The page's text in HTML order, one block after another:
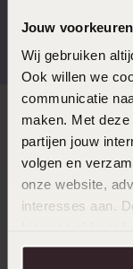
Jouw voorkeuren
Wij gebruiken
Ook willen we
communicatie
maken. Met
partijen jouw
volgen en
onze website,
interesses aan.
aanpassen.
Kostenloser
Direkt zu
Über Lucardi
Kundenservice